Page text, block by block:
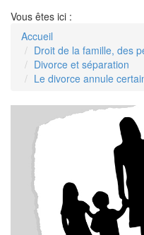
Vous êtes ici :
Accueil
Droit de la famille, des
Divorce et séparation
Le divorce annule